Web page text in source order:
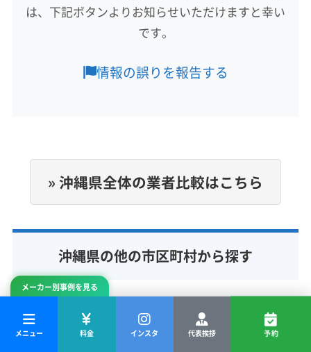
営業時間
公式サイトを見る
は、下記ボタンよりお知らせいただけますと幸い
です。
情報の誤りを報告する
» 沖縄県全体の業者比較はこちら
沖縄県の他の市区町村から探す
うるま市
メーカー別事例を見る
メニュー 料金 インスタ 代表挨拶 予約